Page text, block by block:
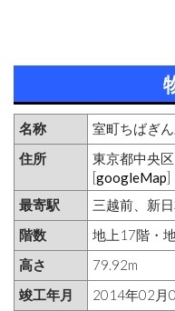
名称
室町ちばぎ
住所
東京都中央
[googleMap
最寄駅
三越前、新
階数
地上17階・
高さ
79.92m
竣工年月
2014年02月